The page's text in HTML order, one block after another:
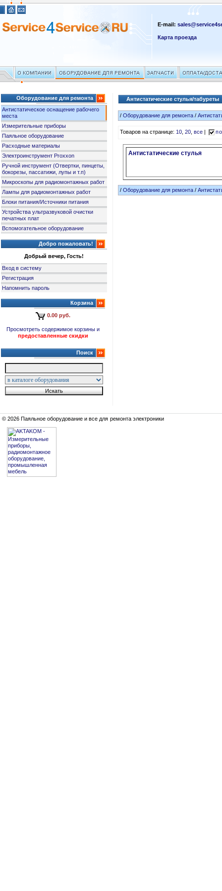
E-mail:
Карта проезда
Оборудование для ремонта
Антистатическое оснащение рабочего
места
Измерительные приборы
Паяльное оборудование
Расходные материалы
Электроинструмент Proxxon
Ручной инструмент (Отвертки, пинцеты,
бокорезы, пассатижи, лупы и т.п)
Микроскопы для радиомонтажных работ
Лампы для радиомонтажных работ
Блоки питания/Источники питания
Устройства ультразвуковой очистки
печатных плат
Вспомогательное оборудование
Добро пожаловать!
Добрый вечер, Гость!
Вход в систему
Регистрация
Напомнить пароль
Корзина
0.00 руб.
Просмотреть содержимое корзины и
предоставленные скидки
Поиск
Антистатические стулья/табуреты
/Оборудование для ремонта /
Товаров на странице:10,20,все
Антистатические стулья
/Оборудование для ремонта /
© 2026 Паяльное оборудование и все для ремонта электроники